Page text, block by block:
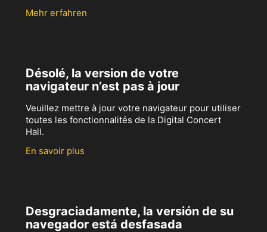
Mehr erfahren
Désolé, la version de votre
navigateur n’est pas à jour
Veuillez mettre à jour votre navigateur pour utiliser
toutes les fonctionnalités de la Digital Concert
Hall.
En savoir plus
Desgraciadamente, la versión de su
navegador está desfasada